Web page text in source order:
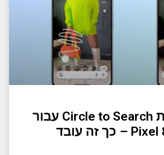
גוגל חושפת את Circle to Search עבור